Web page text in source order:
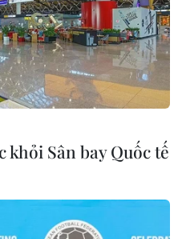
khỏi Sân bay Quốc tế